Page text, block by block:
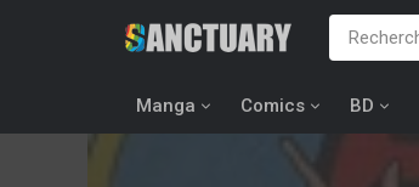
Manga Comics BD